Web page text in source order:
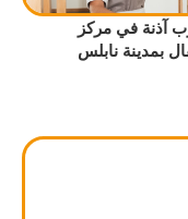
آذنة في مركز
بمدينة نابلس